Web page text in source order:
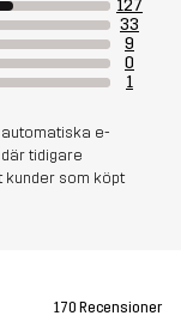
127
33
9
0
1
e-
tidigare
kunder som köpt
170 Recensioner